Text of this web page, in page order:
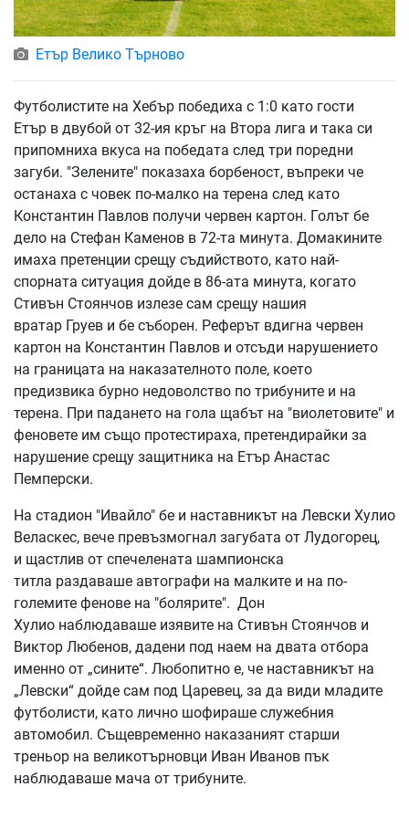
Етър Велико Търново
Футболистите на Хебър победиха с 1:0 като гости
Етър в двубой от 32-ия кръг на Втора лига и така си
припомниха вкуса на победата след три поредни
загуби. "Зелените" показаха борбеност, въпреки че
останаха с човек по-малко на терена след като
Константин Павлов получи червен картон. Голът бе
дело на Стефан Каменов в 72-та минута. Домакините
имаха претенции срещу съдийството, като най-
спорната ситуация дойде в 86-ата минута, когато
Стивън Стоянчов излезе сам срещу нашия
вратар Груев и бе съборен. Реферът вдигна червен
картон на Константин Павлов и отсъди нарушението
на границата на наказателното поле, което
предизвика бурно недоволство по трибуните и на
терена. При падането на гола щабът на "виолетовите" и
феновете им също протестираха, претендирайки за
нарушение срещу защитника на Етър Анастас
Пемперски.
На стадион "Ивайло" бе и наставникът на Левски Хулио
Веласкес, вече превъзмогнал загубата от Лудогорец,
и щастлив от спечелената шампионска
титла раздаваше автографи на малките и на по-
големите фенове на "болярите". Дон
Хулио наблюдаваше изявите на Стивън Стоянчов и
Виктор Любенов, дадени под наем на двата отбора
именно от „сините“. Любопитно е, че наставникът на
„Левски“ дойде сам под Царевец, за да види младите
футболисти, като лично шофираше служебния
автомобил. Същевременно наказаният старши
треньор на великотърновци Иван Иванов пък
наблюдаваше мача от трибуните.